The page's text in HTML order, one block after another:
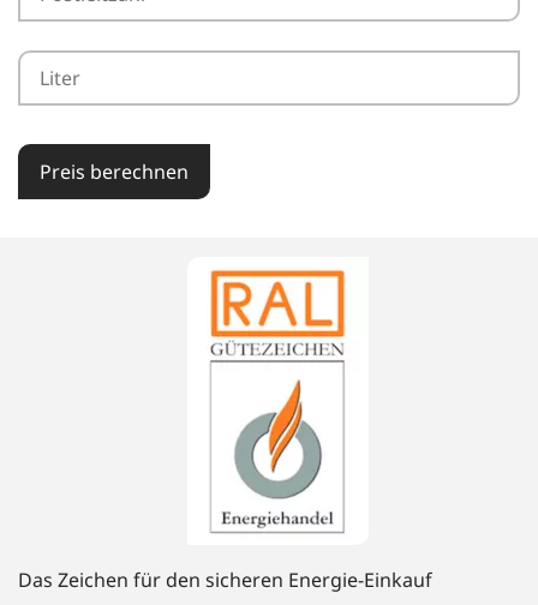
Preis berechnen
Das Zeichen für den sicheren Energie-Einkauf